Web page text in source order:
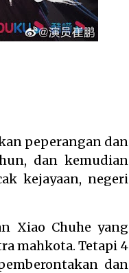
peperangan dan
dan kemudian
kejayaan, negeri
Xiao Chuhe yang
mahkota. Tetapi 4
dan